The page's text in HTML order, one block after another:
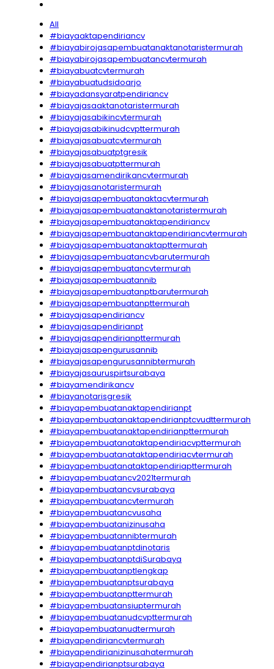
All
#biayaaktapendiriancv
#biayabirojasapembuatanaktanotaristermurah
#biayabirojasapembuatancvtermurah
#biayabuatcvtermurah
#biayabuatudsidoarjo
#biayadansyaratpendiriancv
#biayajasaaktanotaristermurah
#biayajasabikincvtermurah
#biayajasabikinudcvpttermurah
#biayajasabuatcvtermurah
#biayajasabuatptgresik
#biayajasabuatpttermurah
#biayajasamendirikancvtermurah
#biayajasanotaristermurah
#biayajasapembuatanaktacvtermurah
#biayajasapembuatanaktanotaristermurah
#biayajasapembuatanaktapendiriancv
#biayajasapembuatanaktapendiriancvtermurah
#biayajasapembuatanaktapttermurah
#biayajasapembuatancvbarutermurah
#biayajasapembuatancvtermurah
#biayajasapembuatannib
#biayajasapembuatanptbarutermurah
#biayajasapembuatanpttermurah
#biayajasapendiriancv
#biayajasapendirianpt
#biayajasapendirianpttermurah
#biayajasapengurusannib
#biayajasapengurusannibtermurah
#biayajasauruspirtsurabaya
#biayamendirikancv
#biayanotarisgresik
#biayapembuatanaktapendirianpt
#biayapembuatanaktapendirianptcvudttermurah
#biayapembuatanaktapendirianpttermurah
#biayapembuatanataktapendiriacvpttermurah
#biayapembuatanataktapendiriacvtermurah
#biayapembuatanataktapendiriapttermurah
#biayapembuatancv2021termurah
#biayapembuatancvsurabaya
#biayapembuatancvtermurah
#biayapembuatancvusaha
#biayapembuatanizinusaha
#biayapembuatannibtermurah
#biayapembuatanptdinotaris
#biayapembuatanptdiSurabaya
#biayapembuatanptlengkap
#biayapembuatanptsurabaya
#biayapembuatanpttermurah
#biayapembuatansiuptermurah
#biayapembuatanudcvpttermurah
#biayapembuatanudtermurah
#biayapendiriancvtermurah
#biayapendirianizinusahatermurah
#biayapendirianptsurabaya